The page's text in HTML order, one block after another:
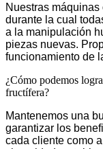
Nuestras
durante la cual
a la manipulación
piezas nuevas.
funcionamiento de
¿Cómo podemos
fructífera?
Mantenemos una
garantizar los
cada cliente como